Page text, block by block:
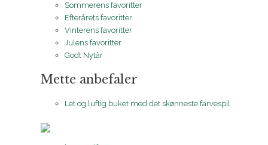
Sommerens favoritter
Efterårets favoritter
Vinterens favoritter
Julens favoritter
Godt Nytår
Mette anbefaler
Let og luftig buket med det skønneste farvespil